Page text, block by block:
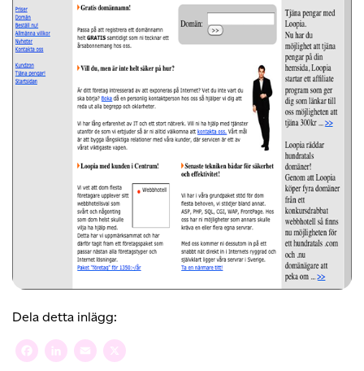
Dela detta inlägg:
Facebook
LinkedIn
Email